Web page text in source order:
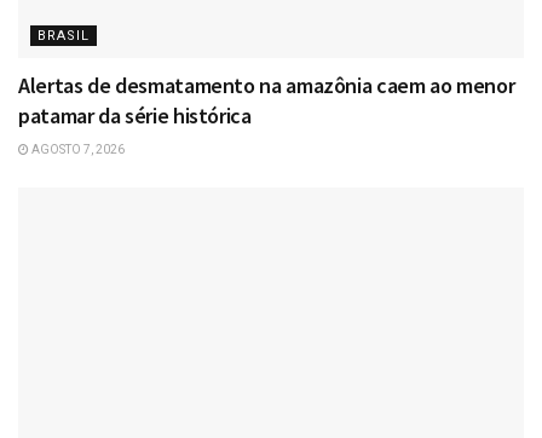
BRASIL
Alertas de desmatamento na amazônia caem ao menor
patamar da série histórica
AGOSTO 7, 2026